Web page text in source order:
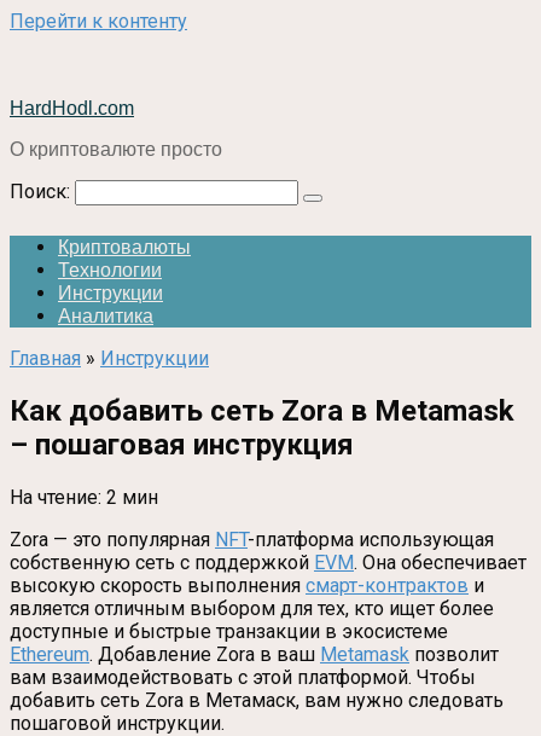
Перейти к контенту
HardHodl.com
О криптовалюте просто
Поиск:
Криптовалюты
Технологии
Инструкции
Аналитика
Главная » Инструкции
Как добавить сеть Zora в Metamask
– пошаговая инструкция
На чтение: 2 мин
Zora — это популярная NFT-платформа использующая
собственную сеть с поддержкой EVM. Она обеспечивает
высокую скорость выполнения смарт-контрактов и
является отличным выбором для тех, кто ищет более
доступные и быстрые транзакции в экосистеме
Ethereum. Добавление Zora в ваш Metamask позволит
вам взаимодействовать с этой платформой. Чтобы
добавить сеть Zora в Метамаск, вам нужно следовать
пошаговой инструкции.